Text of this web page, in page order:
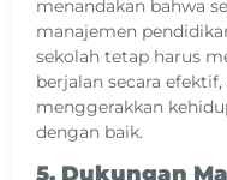
menandakan bahwa
manajemen
sekolah tetap harus
berjalan secara
menggerakkan
dengan baik.
5. Dukungan